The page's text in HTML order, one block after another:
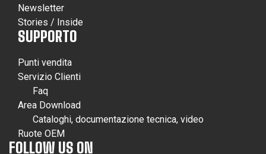
Newsletter
Stories / Inside
SUPPORTO
Punti vendita
Servizio Clienti
Faq
Area Download
Cataloghi, documentazione tecnica, video
Ruote OEM
FOLLOW US ON